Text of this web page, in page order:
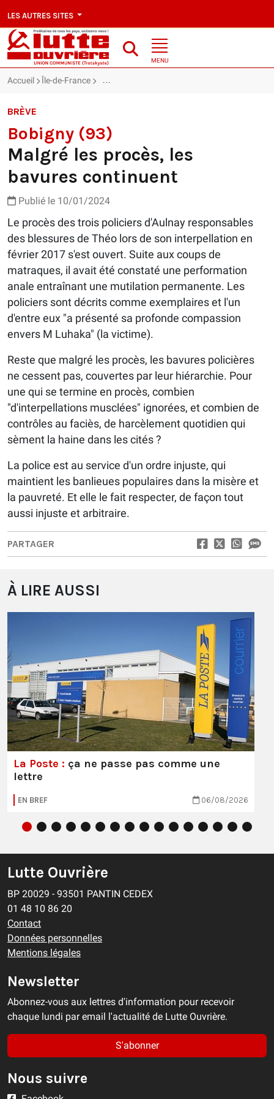
LES AUTRES SITES
MENU
Accueil Île-de-France Bobigny (93) : Malgré les procès, les bavures
BRÈVE
Bobigny (93)
Malgré les procès, les
bavures continuent
Publié le 10/01/2024
Le procès des trois policiers d'Aulnay responsables
des blessures de Théo lors de son interpellation en
février 2017 s'est ouvert. Suite aux coups de
matraques, il avait été constaté une performation
anale entraînant une mutilation permanente. Les
policiers sont décrits comme exemplaires et l'un
d'entre eux "a présenté sa profonde compassion
envers M Luhaka" (la victime).
Reste que malgré les procès, les bavures policières
ne cessent pas, couvertes par leur hiérarchie. Pour
une qui se termine en procès, combien
"d'interpellations musclées" ignorées, et combien de
contrôles au faciès, de harcèlement quotidien qui
sèment la haine dans les cités ?
La police est au service d'un ordre injuste, qui
maintient les banlieues populaires dans la misère et
la pauvreté. Et elle le fait respecter, de façon tout
aussi injuste et arbitraire.
PARTAGER
À LIRE AUSSI
La Poste : ça ne passe pas comme une
lettre
EN BREF 06/08/2026
Lutte Ouvrière
BP 20029 - 93501 PANTIN CEDEX
01 48 10 86 20
Contact
Données personnelles
Mentions légales
Newsletter
Abonnez-vous aux lettres d'information pour recevoir
chaque lundi par email l'actualité de Lutte Ouvrière.
S'abonner
Nous suivre